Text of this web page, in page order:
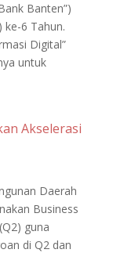
Banten”)
ke-6 Tahun.
Digital”
untuk
Akselerasi
Daerah
Business
guna
di Q2 dan